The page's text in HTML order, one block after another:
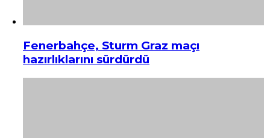
Fenerbahçe, Sturm Graz maçı
hazırlıklarını sürdürdü